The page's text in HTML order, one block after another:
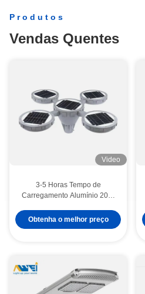
Produtos
Vendas Quentes
Video
3-5 Horas Tempo de
Carregamento Alumínio 20W
Urbana Solar LED Iluminação
de Jardim Para Paisagens E
Obtenha o melhor preço